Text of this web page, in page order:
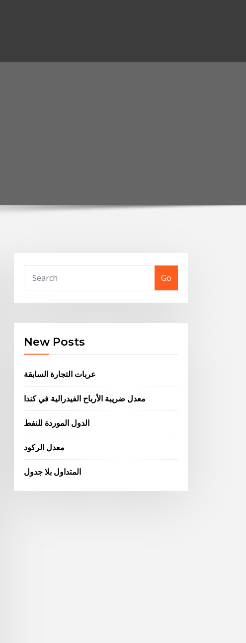
Go
New Posts
عربات التجارة السابقة
معدل ضريبة الأرباح الفيدرالية في كندا
الدول الموردة للنفط
معدل الركود
المتداول بلا جدول